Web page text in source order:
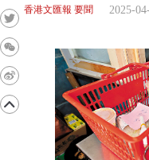
香港文匯報 要聞 2025-